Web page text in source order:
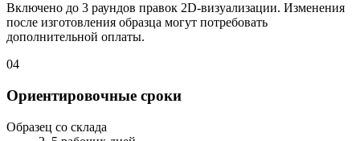
Включено до 3 раундов правок 2D-визуализации. Изменения
после изготовления образца могут потребовать
дополнительной оплаты.
04
Ориентировочные сроки
Образец со склада